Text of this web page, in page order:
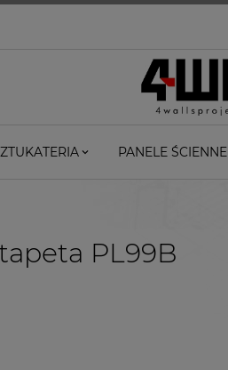
PANELE ŚCIENNE
PL99B